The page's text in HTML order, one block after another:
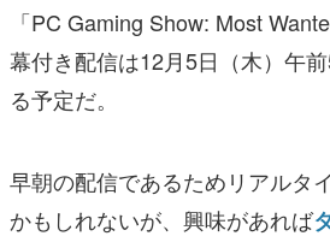
「PC Gaming Show: Most
幕付き配信は12月5日（木）午
る予定だ。
早朝の配信であるためリアルタ
かもしれないが、興味があれば